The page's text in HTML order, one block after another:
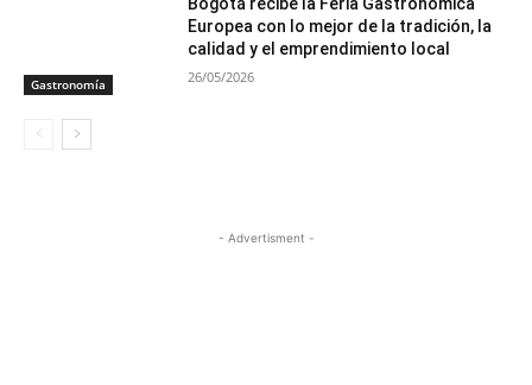
Gastronomía
Europea con lo mejor de la tradición, la
calidad y el emprendimiento local
26/05/2026
- Advertisment -